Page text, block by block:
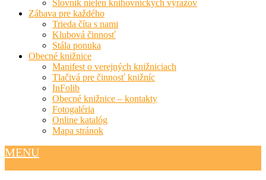
Slovník nielen knihovníckych výrazov
Zábava pre každého
Trieda číta s nami
Klubová činnosť
Stála ponuka
Obecné knižnice
Manifest o verejných knižniciach
Tlačivá pre činnosť knižníc
InFolib
Obecné knižnice – kontakty
Fotogaléria
Online katalóg
Mapa stránok
MENU